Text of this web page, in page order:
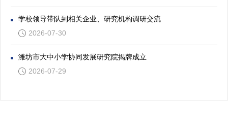
学校领导带队到相关企业、研究机构调研交流
2026-07-30
潍坊市大中小学协同发展研究院揭牌成立
2026-07-29